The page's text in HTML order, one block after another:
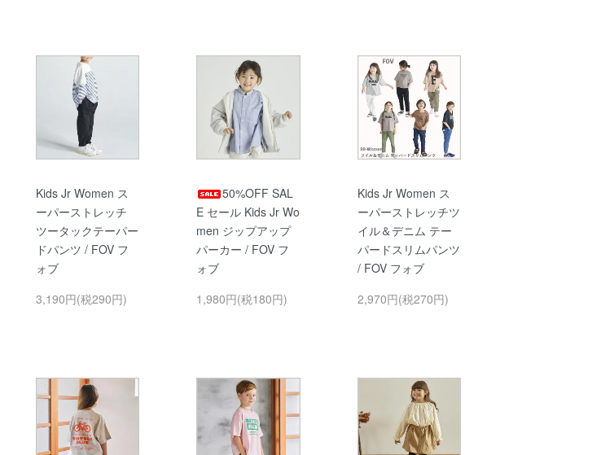
Kids Jr Women ス
ーパーストレッチ
ツータックテーパー
ドパンツ / FOV フ
ォブ
3,190円(税290円)
50%OFF SAL
E セール Kids Jr Wo
men ジップアップ
パーカー / FOV フ
ォブ
1,980円(税180円)
Kids Jr Women ス
ーパーストレッチツ
イル＆デニム テー
パードスリムパンツ
/ FOV フォブ
2,970円(税270円)